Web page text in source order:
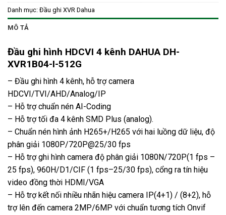
Danh mục: Đầu ghi XVR Dahua
MÔ TẢ
Đầu ghi hình HDCVI 4 kênh DAHUA DH-
XVR1B04-I-512G
– Đầu ghi hình 4 kênh, hỗ trợ camera
HDCVI/TVI/AHD/Analog/IP
– Hỗ trợ chuẩn nén AI-Coding
– Hỗ trợ tối đa 4 kênh SMD Plus (analog).
– Chuẩn nén hình ảnh H265+/H265 với hai luồng dữ liệu, độ
phân giải 1080P/720P@25/30 fps
– Hỗ trợ ghi hình camera độ phân giải 1080N/720P(1 fps –
25 fps), 960H/D1/CIF (1 fps–25/30 fps), cổng ra tín hiệu
video đồng thời HDMI/VGA
– Hỗ trợ kết nối nhiều nhãn hiệu camera IP(4+1) / (8+2), hỗ
trợ lên đến camera 2MP/6MP với chuẩn tương tích Onvif